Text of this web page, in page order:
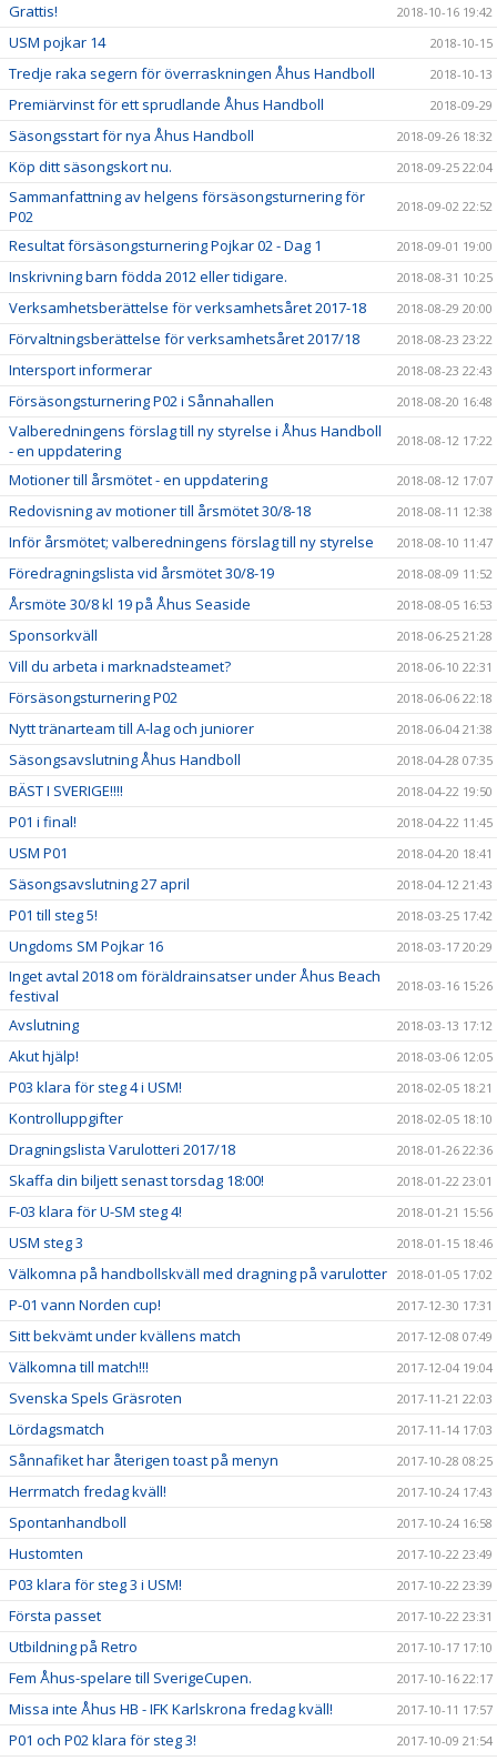
Grattis! 2018-10-16 19:42
USM pojkar 14 2018-10-15
Tredje raka segern för överraskningen Åhus Handboll 2018-10-13
Premiärvinst för ett sprudlande Åhus Handboll 2018-09-29
Säsongsstart för nya Åhus Handboll 2018-09-26 18:32
Köp ditt säsongskort nu. 2018-09-25 22:04
Sammanfattning av helgens försäsongsturnering för
P02
2018-09-02 22:52
Resultat försäsongsturnering Pojkar 02 - Dag 1 2018-09-01 19:00
Inskrivning barn födda 2012 eller tidigare. 2018-08-31 10:25
Verksamhetsberättelse för verksamhetsåret 2017-18 2018-08-29 20:00
Förvaltningsberättelse för verksamhetsåret 2017/18 2018-08-23 23:22
Intersport informerar 2018-08-23 22:43
Försäsongsturnering P02 i Sånnahallen 2018-08-20 16:48
Valberedningens förslag till ny styrelse i Åhus Handboll
- en uppdatering
2018-08-12 17:22
Motioner till årsmötet - en uppdatering 2018-08-12 17:07
Redovisning av motioner till årsmötet 30/8-18 2018-08-11 12:38
Inför årsmötet; valberedningens förslag till ny styrelse 2018-08-10 11:47
Föredragningslista vid årsmötet 30/8-19 2018-08-09 11:52
Årsmöte 30/8 kl 19 på Åhus Seaside 2018-08-05 16:53
Sponsorkväll 2018-06-25 21:28
Vill du arbeta i marknadsteamet? 2018-06-10 22:31
Försäsongsturnering P02 2018-06-06 22:18
Nytt tränarteam till A-lag och juniorer 2018-06-04 21:38
Säsongsavslutning Åhus Handboll 2018-04-28 07:35
BÄST I SVERIGE!!!! 2018-04-22 19:50
P01 i final! 2018-04-22 11:45
USM P01 2018-04-20 18:41
Säsongsavslutning 27 april 2018-04-12 21:43
P01 till steg 5! 2018-03-25 17:42
Ungdoms SM Pojkar 16 2018-03-17 20:29
Inget avtal 2018 om föräldrainsatser under Åhus Beach
festival
2018-03-16 15:26
Avslutning 2018-03-13 17:12
Akut hjälp! 2018-03-06 12:05
P03 klara för steg 4 i USM! 2018-02-05 18:21
Kontrolluppgifter 2018-02-05 18:10
Dragningslista Varulotteri 2017/18 2018-01-26 22:36
Skaffa din biljett senast torsdag 18:00! 2018-01-22 23:01
F-03 klara för U-SM steg 4! 2018-01-21 15:56
USM steg 3 2018-01-15 18:46
Välkomna på handbollskväll med dragning på varulotter 2018-01-05 17:02
P-01 vann Norden cup! 2017-12-30 17:31
Sitt bekvämt under kvällens match 2017-12-08 07:49
Välkomna till match!!! 2017-12-04 19:04
Svenska Spels Gräsroten 2017-11-21 22:03
Lördagsmatch 2017-11-14 17:03
Sånnafiket har återigen toast på menyn 2017-10-28 08:25
Herrmatch fredag kväll! 2017-10-24 17:43
Spontanhandboll 2017-10-24 16:58
Hustomten 2017-10-22 23:49
P03 klara för steg 3 i USM! 2017-10-22 23:39
Första passet 2017-10-22 23:31
Utbildning på Retro 2017-10-17 17:10
Fem Åhus-spelare till SverigeCupen. 2017-10-16 22:17
Missa inte Åhus HB - IFK Karlskrona fredag kväll! 2017-10-11 17:57
P01 och P02 klara för steg 3! 2017-10-09 21:54